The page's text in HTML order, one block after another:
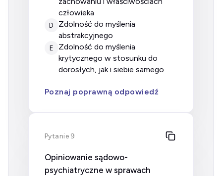
człowieka
D
Zdolność do myślenia
abstrakcyjnego
E
Zdolność do myślenia
krytycznego w stosunku do
dorosłych, jak i siebie samego
Poznaj poprawną odpowiedź
Pytanie 9
Opiniowanie sądowo-
psychiatryczne w sprawach